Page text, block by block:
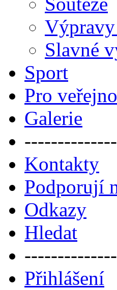
Výpravy
Slavné
Sport
Pro
Galerie
Kontakty
Podporují
Odkazy
Hledat
Přihlášení